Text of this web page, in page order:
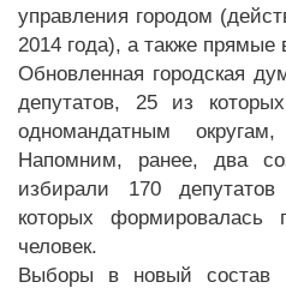
управления городом
2014 года), а также прямые
Обновленная городская
депутатов, 25 из
одномандатным
Напомним, ранее, два
избирали 170
которых формировалась
человек.
Выборы в новый состав